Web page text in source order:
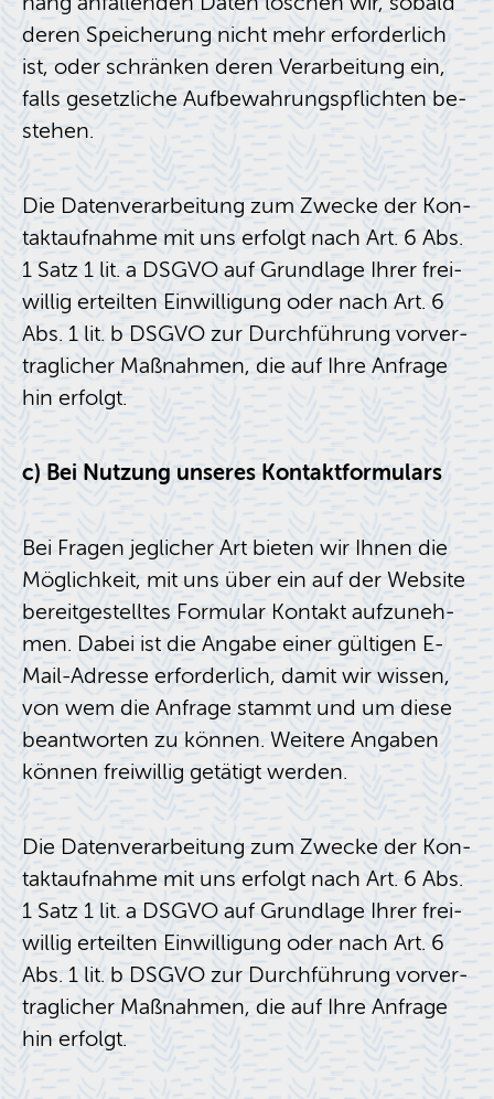
deren Spei­che­rung nicht mehr er­for­der­lich
ist, oder schrän­ken deren Ver­ar­bei­tung ein,
falls ge­setz­li­che Auf­be­wah­rungs­pflich­ten be­
ste­hen.
Die Da­ten­ver­ar­bei­tung zum Zwe­cke der Kon­
takt­auf­nah­me mit uns er­folgt nach Art. 6 Abs.
1 Satz 1 lit. a DSGVO auf Grund­la­ge Ihrer frei­
wil­lig er­teil­ten Ein­wil­li­gung oder nach Art. 6
Abs. 1 lit. b DSGVO zur Durch­füh­rung vor­ver­
trag­li­cher Maß­nah­men, die auf Ihre An­fra­ge
hin er­folgt.
c) Bei Nut­zung un­se­res Kon­takt­for­mu­lars
Bei Fra­gen jeg­li­cher Art bie­ten wir Ihnen die
Mög­lich­keit, mit uns über ein auf der Web­site
be­reit­ge­stell­tes For­mu­lar Kon­takt auf­zu­neh­
men. Dabei ist die An­ga­be einer gül­ti­gen E-
Mail-Adres­se er­for­der­lich, damit wir wis­sen,
von wem die An­fra­ge stammt und um diese
be­ant­wor­ten zu kön­nen. Wei­te­re An­ga­ben
kön­nen frei­wil­lig ge­tä­tigt wer­den.
Die Da­ten­ver­ar­bei­tung zum Zwe­cke der Kon­
takt­auf­nah­me mit uns er­folgt nach Art. 6 Abs.
1 Satz 1 lit. a DSGVO auf Grund­la­ge Ihrer frei­
wil­lig er­teil­ten Ein­wil­li­gung oder nach Art. 6
Abs. 1 lit. b DSGVO zur Durch­füh­rung vor­ver­
trag­li­cher Maß­nah­men, die auf Ihre An­fra­ge
hin er­folgt.